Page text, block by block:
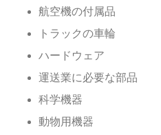
航空機の付属品
トラックの車輪
ハードウェア
運送業に必要な部品
科学機器
動物用機器